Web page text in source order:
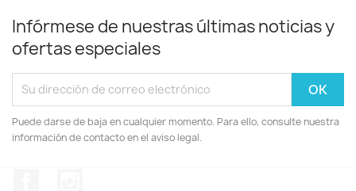
Infórmese de nuestras últimas noticias y
ofertas especiales
Puede darse de baja en cualquier momento. Para ello, consulte nuestra
información de contacto en el aviso legal.